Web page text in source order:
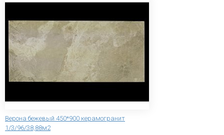
Верона бежевый 450*900 керамогранит
1/3/96/38,88м2